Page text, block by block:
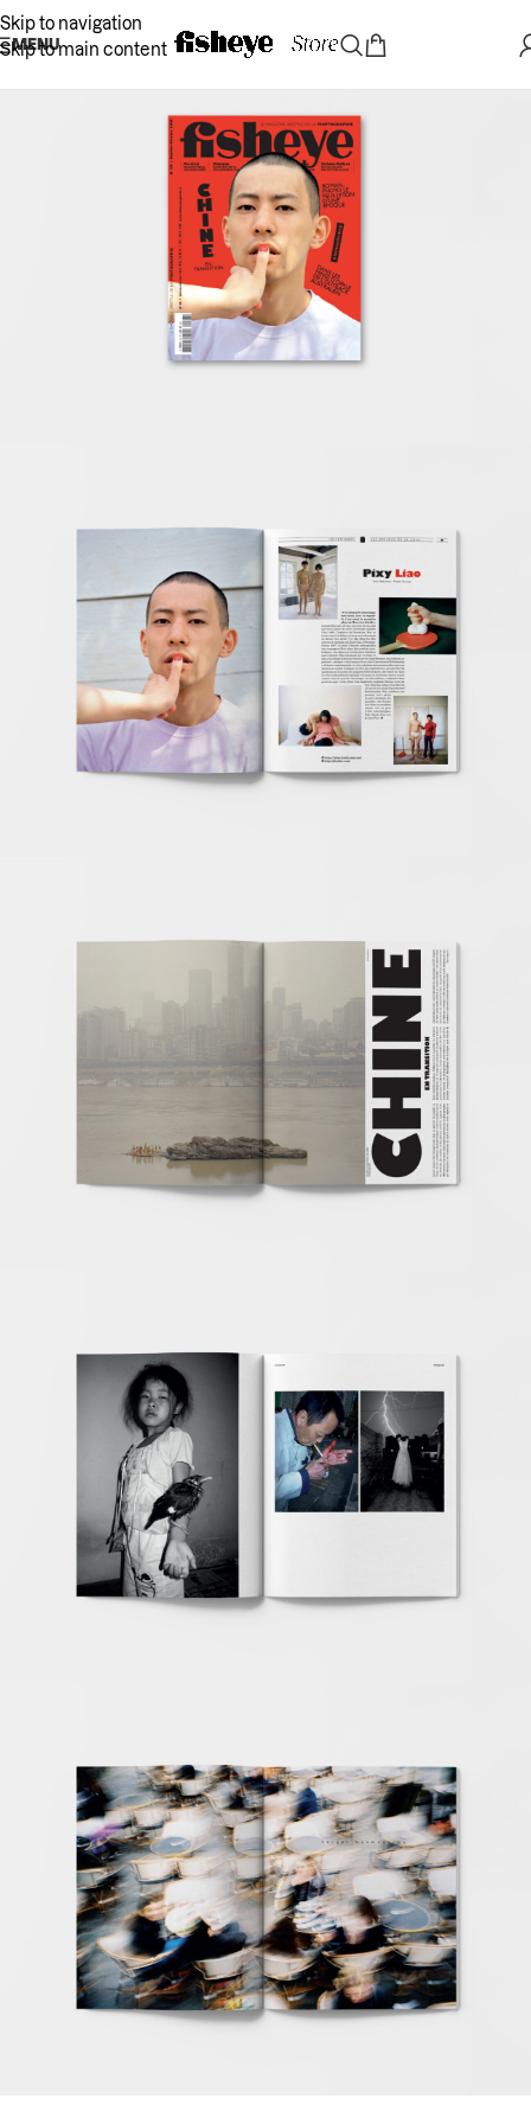
Skip to navigation
Skip to main content
MENU